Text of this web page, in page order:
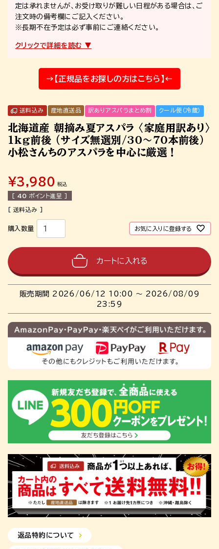
定は承れませんが、お受け取りが難しい日程がある場合は、ご
注文時の備考欄にご記入ください。
※長期不在予定は必ず事前にご連絡ください。
→【正規品をお探しの方はこちら】←
北海道産 朝摘み夏アスパラ 〈家庭用訳あり〉
1kg前後 (サイズ無選別/30～70本前後）
小松さんちのアスパラを中心に厳選！
送料込み 産地直送品 訳ありアスパラまとめ割 クール便（冷蔵）
¥3,980 税込
[ 40 ポイント進呈 ]
お気に入りに登録する
カートに入れる
販売期間 2026/06/12 10:00 〜 2026/08/09
23:59
返品特約について